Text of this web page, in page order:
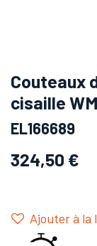
Couteaux
cisaille
EL166689
324,50 €
Ajouter à la